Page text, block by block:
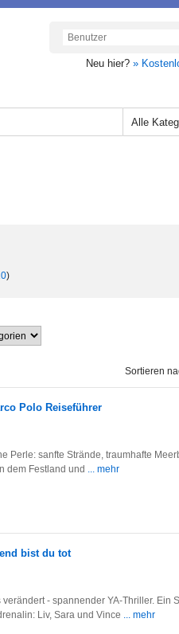
Neu hier? »
Alle
)
Sortieren
Polo Reiseführer
Perle: sanfte Strände, traumhafte
dem Festland und ... mehr
bist du tot
- spannender YA-Thriller. Ein
Liv, Sara und Vince ... mehr